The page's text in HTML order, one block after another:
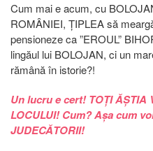
Cum mai e acum, cu
ROMÂNIEI, ȚIPLEA să
pensioneze ca ”EROUL”
lingăul lui BOLOJAN, ci un
rămână în istorie?!
Un lucru e cert! TOȚI ĂȘTIA
LOCULUI! Cum? Așa cum
JUDECĂTORII!